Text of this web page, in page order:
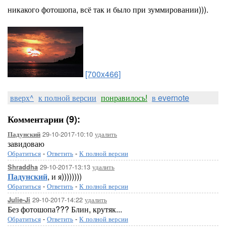
никакого фотошопа, всё так и было при зуммировании))).
[700x466]
вверх^ к полной версии понравилось! в evernote
Комментарии (9):
Падунский 29-10-2017-10:10 удалить
завидоваю
Обратиться - Ответить - К полной версии
Shraddha 29-10-2017-13:13 удалить
Падунский, и я))))))))
Обратиться - Ответить - К полной версии
Julie-Ji 29-10-2017-14:22 удалить
Без фотошопа??? Блин, крутяк...
Обратиться - Ответить - К полной версии